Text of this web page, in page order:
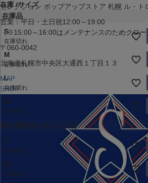
セレクション ポップアップストア 札幌 ル・ト
営業：平日・土日祝12:00～19:00
（※15:00～16:00はメンテナンスのためクロー
〒060-0042
北海道札幌市中央区大通西１丁目１３
MAP
SHOP
在庫 サイズ
在庫品
S
在庫切れ
M
在庫切れ
L
在庫切れ
XL
在庫切れ
取り寄せ(1ヶ月～2ヶ月)
S
在庫切れ
M
在庫切れ